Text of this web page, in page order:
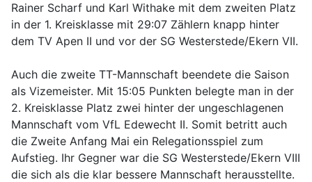
Rainer Scharf und Karl Withake mit dem zweiten Platz
in der 1. Kreisklasse mit 29:07 Zählern knapp hinter
dem TV Apen II und vor der SG Westerstede/Ekern VII.
Auch die zweite TT-Mannschaft beendete die Saison
als Vizemeister. Mit 15:05 Punkten belegte man in der
2. Kreisklasse Platz zwei hinter der ungeschlagenen
Mannschaft vom VfL Edewecht II. Somit betritt auch
die Zweite Anfang Mai ein Relegationsspiel zum
Aufstieg. Ihr Gegner war die SG Westerstede/Ekern VIII
die sich als die klar bessere Mannschaft herausstellte.